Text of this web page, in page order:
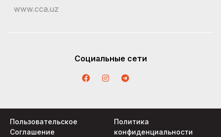
www.cca.uz
Социальные сети
Пользовательское
Соглашение
Политика
конфиденциальности